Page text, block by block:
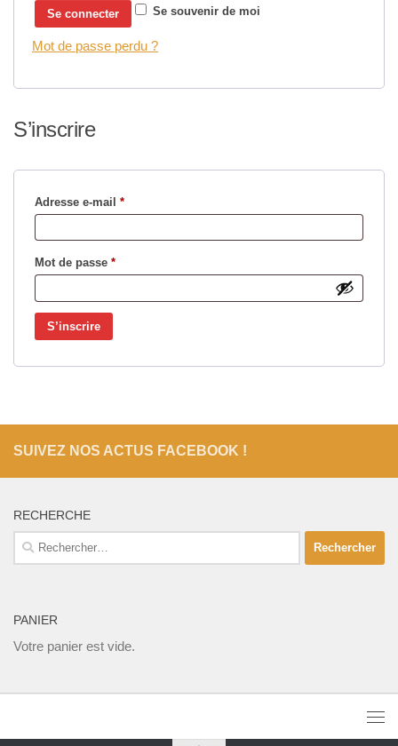
Se souvenir de moi
Se connecter
Mot de passe perdu ?
S’inscrire
Adresse e-mail *Obligatoire
Mot de passe *Obligatoire
S’inscrire
SUIVEZ NOS ACTUS FACEBOOK !
RECHERCHE
Rechercher :
PANIER
Votre panier est vide.